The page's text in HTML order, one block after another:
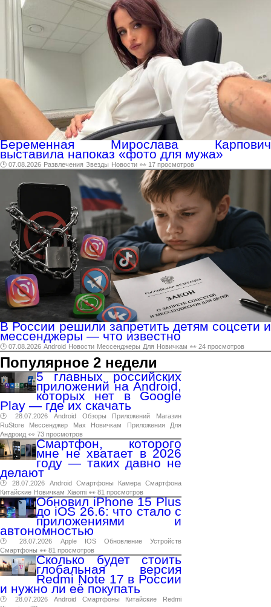
Беременная Мирослава Карпович
выставила напоказ «фото для мужа»
🕑 07.08.2026 Развлечения Звезды Новости 👀 17 просмотров
В России решили запретить детям соцсети и
мессенджеры — что известно
🕑 07.08.2026 Android Новости Мессенджеры Для Новичкам 👀 24 просмотров
Популярное 2 недели
5 главных российских
приложений на Android,
которых нет в Google
Play — где их скачать
🕑 28.07.2026 Android Обзоры Приложений
Магазин
RuStore
Мессенджер Max Новичкам Приложения
Для
Андроид 👀 73 просмотров
Смартфон, которого
мне не хватает в 2026
году — таких давно не
делают
🕑 28.07.2026 Android Смартфоны Камера Смартфона
Китайские Новичкам Xiaomi 👀 81 просмотров
Обновил iPhone 15 Plus
до iOS 26.6: что стало с
приложениями и
автономностью
🕑 28.07.2026 Apple IOS Обновление
Устройств
Смартфоны 👀 81 просмотров
Сколько будет стоить
глобальная версия
Redmi Note 17 в России
и нужно ли её покупать
🕑 28.07.2026 Android Смартфоны Китайские
Redmi